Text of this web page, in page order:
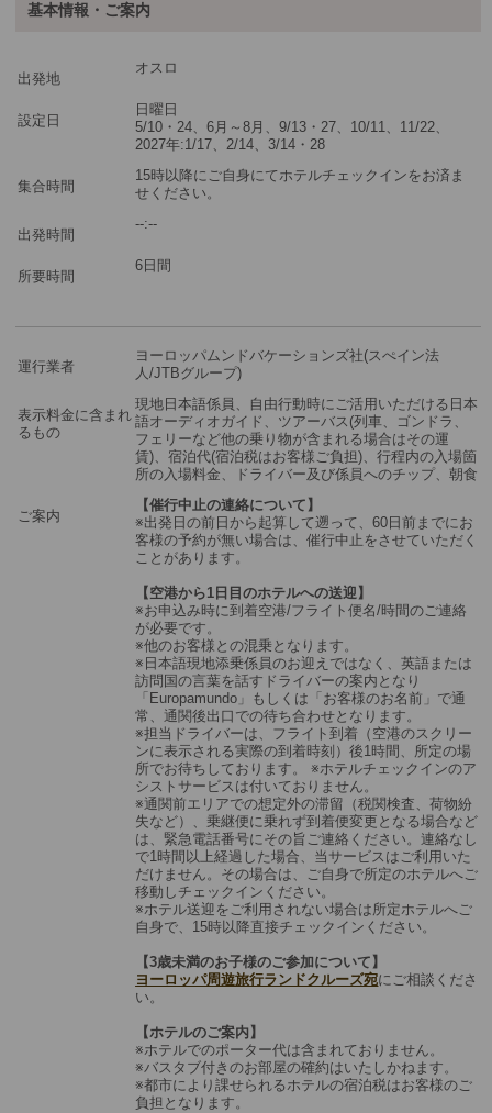
最少催行人数 1
ツアーコード
※3名様参加時＝3名様1室を手配します。
※2名様参加時＝2名様1室を手配します。
※複数のお部屋をご希望の場合は、複数回に分けてショッピングカ
ートに商品をお入れください。
基本情報・ご案内
出発地
オスロ
設定日
日曜日
5/10・24、6月～8月、9/13・27、10/11、11/22、
2027年:1/17、2/14、3/14・28
集合時間
15時以降にご自身にてホテルチェックインをお済ま
せください。
出発時間
--:--
所要時間
6日間
運行業者
ヨーロッパムンドバケーションズ社(スぺイン法
人/JTBグループ)
表示料金に含まれ
るもの
現地日本語係員、自由行動時にご活用いただける日本
語オーディオガイド、ツアーバス(列車、ゴンドラ、
フェリーなど他の乗り物が含まれる場合はその運
賃)、宿泊代(宿泊税はお客様ご負担)、行程内の入場箇
所の入場料金、ドライバー及び係員へのチップ、朝食
ご案内
【催行中止の連絡について】
※出発日の前日から起算して遡って、60日前までにお
客様の予約が無い場合は、催行中止をさせていただく
ことがあります。
【空港から1日目のホテルへの送迎】
※お申込み時に到着空港/フライト便名/時間のご連絡
が必要です。
※他のお客様との混乗となります。
※日本語現地添乗係員のお迎えではなく、英語または
訪問国の言葉を話すドライバーの案内となり
「Europamundo」もしくは「お客様のお名前」で通
常、通関後出口での待ち合わせとなります。
※担当ドライバーは、フライト到着（空港のスクリー
ンに表示される実際の到着時刻）後1時間、所定の場
所でお待ちしております。 ※ホテルチェックインのア
シストサービスは付いておりません。
※通関前エリアでの想定外の滞留（税関検査、荷物紛
失など）、乗継便に乗れず到着便変更となる場合など
は、緊急電話番号にその旨ご連絡ください。連絡なし
で1時間以上経過した場合、当サービスはご利用いた
だけません。その場合は、ご自身で所定のホテルへご
移動しチェックインください。
※ホテル送迎をご利用されない場合は所定ホテルへご
自身で、15時以降直接チェックインください。
【3歳未満のお子様のご参加について】
ヨーロッパ周遊旅行ランドクルーズ宛にご相談くださ
い。
【ホテルのご案内】
※ホテルでのポーター代は含まれておりません。
※バスタブ付きのお部屋の確約はいたしかねます。
※都市により課せられるホテルの宿泊税はお客様のご
負担となります。